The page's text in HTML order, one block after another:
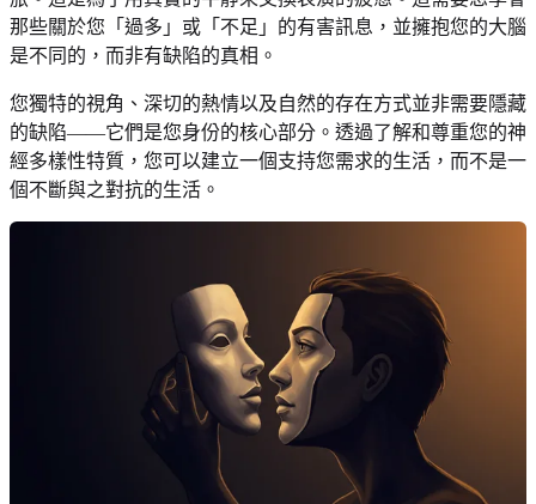
那些關於您「過多」或「不足」的有害訊息，並擁抱您的大腦
是不同的，而非有缺陷的真相。
您獨特的視角、深切的熱情以及自然的存在方式並非需要隱藏
的缺陷——它們是您身份的核心部分。透過了解和尊重您的神
經多樣性特質，您可以建立一個支持您需求的生活，而不是一
個不斷與之對抗的生活。